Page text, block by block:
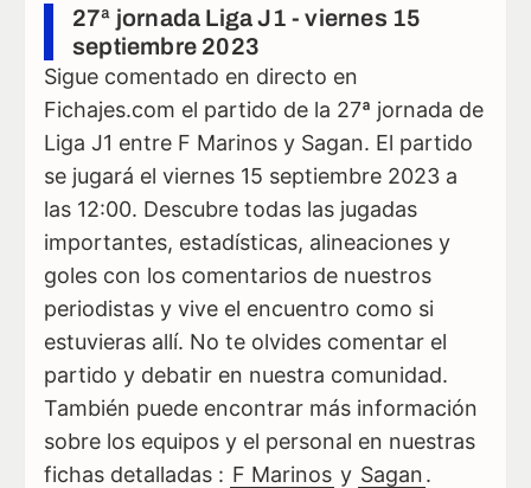
27ª jornada Liga J1 - viernes 15
septiembre 2023
Sigue comentado en directo en
Fichajes.com el partido de la 27ª jornada de
Liga J1 entre F Marinos y Sagan. El partido
se jugará el viernes 15 septiembre 2023 a
las 12:00. Descubre todas las jugadas
importantes, estadísticas, alineaciones y
goles con los comentarios de nuestros
periodistas y vive el encuentro como si
estuvieras allí. No te olvides comentar el
partido y debatir en nuestra comunidad.
También puede encontrar más información
sobre los equipos y el personal en nuestras
fichas detalladas : F Marinos y Sagan.